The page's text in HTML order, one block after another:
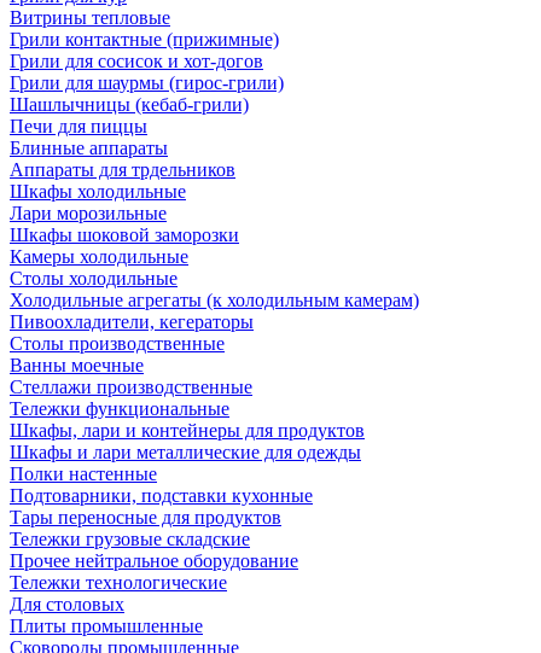
Витрины тепловые
Грили контактные (прижимные)
Грили для сосисок и хот-догов
Грили для шаурмы (гирос-грили)
Шашлычницы (кебаб-грили)
Печи для пиццы
Блинные аппараты
Аппараты для трдельников
Шкафы холодильные
Лари морозильные
Шкафы шоковой заморозки
Камеры холодильные
Столы холодильные
Холодильные агрегаты (к холодильным камерам)
Пивоохладители, кегераторы
Столы производственные
Ванны моечные
Стеллажи производственные
Тележки функциональные
Шкафы, лари и контейнеры для продуктов
Шкафы и лари металлические для одежды
Полки настенные
Подтоварники, подставки кухонные
Тары переносные для продуктов
Тележки грузовые складские
Прочее нейтральное оборудование
Тележки технологические
Для столовых
Плиты промышленные
Сковороды промышленные